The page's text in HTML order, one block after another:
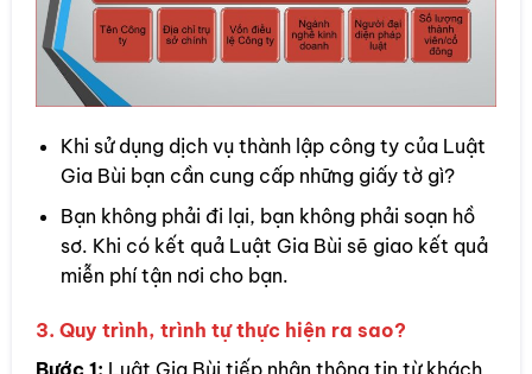
Khi sử dụng dịch vụ thành lập công ty của Luật
Gia Bùi bạn cần cung cấp những giấy tờ gì?
Bạn không phải đi lại, bạn không phải soạn hồ
sơ. Khi có kết quả Luật Gia Bùi sẽ giao kết quả
miễn phí tận nơi cho bạn.
3. Quy trình, trình tự thực hiện ra sao?